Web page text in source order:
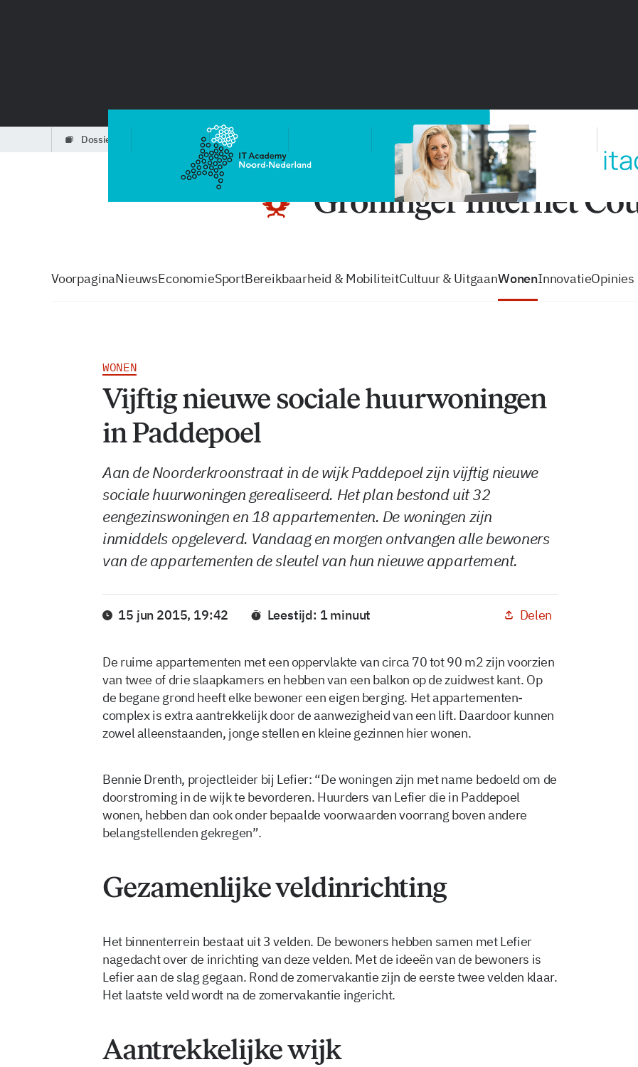
dossiers zo volg je de GIC
VoorpaginaNieuwsEconomieSportBereikbaarheid & MobiliteitCultuur & UitgaanWonenInnovatieOpinies
WONEN
Vijftig nieuwe sociale huurwoningen
in Paddepoel
Aan de Noorderkroonstraat in de wijk Paddepoel zijn vijftig nieuwe
sociale huurwoningen gerealiseerd. Het plan bestond uit 32
eengezinswoningen en 18 appartementen. De woningen zijn
inmiddels opgeleverd. Vandaag en morgen ontvangen alle bewoners
van de appartementen de sleutel van hun nieuwe appartement.
15 jun 2015, 19:42 Leestijd: 1 minuut Delen
De ruime appartementen met een oppervlakte van circa 70 tot 90 m2 zijn voorzien
van twee of drie slaapkamers en hebben van een balkon op de zuidwest kant. Op
de begane grond heeft elke bewoner een eigen berging. Het appartementen­
complex is extra aantrekkelijk door de aanwezigheid van een lift. Daardoor kunnen
zowel alleenstaanden, jonge stellen en kleine gezinnen hier wonen.
Bennie Drenth, projectleider bij Lefier: “De woningen zijn met name bedoeld om de
doorstroming in de wijk te bevorderen. Huurders van Lefier die in Paddepoel
wonen, hebben dan ook onder bepaalde voorwaarden voorrang boven andere
belangstellenden gekregen”.
Gezamenlijke veldinrichting
Het binnenterrein bestaat uit 3 velden. De bewoners hebben samen met Lefier
nagedacht over de inrichting van deze velden. Met de ideeën van de bewoners is
Lefier aan de slag gegaan. Rond de zomervakantie zijn de eerste twee velden klaar.
Het laatste veld wordt na de zomervakantie ingericht.
Aantrekkelijke wijk